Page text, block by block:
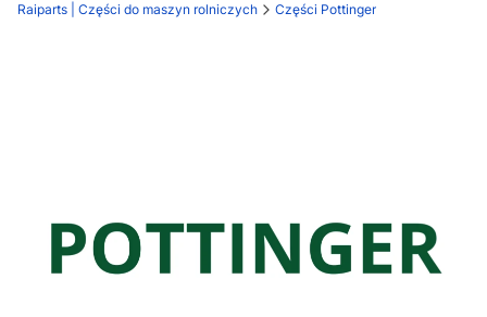
Raiparts | Części do maszyn rolniczych Części Pottinger